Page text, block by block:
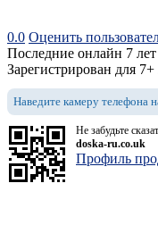
0.0 Оценить
Последние онлайн 7 лет
Зарегистрирован для 7+
Наведите камеру телефона
Не забудьте
doska-ru.co.uk
Профиль